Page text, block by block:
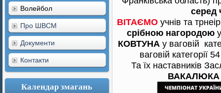
Волейбол
Про ШВСМ
Документи
Контакти
Календар змагань
серед
ВІТАЄМО учнів та
срібною нагородою
КОВТУНА у ваговій
ваговій категорії
Та їх наставників
ВАКАЛЮКА